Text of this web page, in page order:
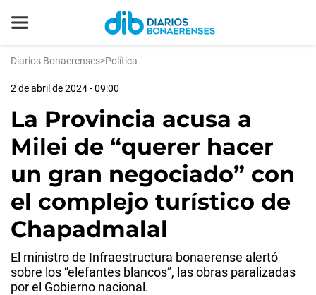
Diarios Bonaerenses>Política
2 de abril de 2024 - 09:00
La Provincia acusa a
Milei de “querer hacer
un gran negociado” con
el complejo turístico de
Chapadmalal
El ministro de Infraestructura bonaerense alertó
sobre los “elefantes blancos”, las obras paralizadas
por el Gobierno nacional.